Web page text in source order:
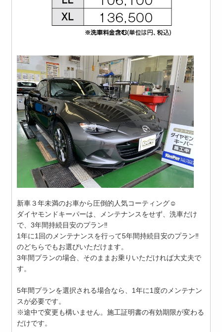
新車３年未満のお車から圧倒的人気コーティング☺️
ダイヤモンドキーパーは、メンテナンスをせず、洗車だけ
で、3年間持続目安のプラン‼️
1年に1回のメンテナンスを行って5年間持続目安のプラン‼️
のどちらでもお選びいただけます。
3年間プランの場合、そのままお乗りいただければ大丈夫で
す。
5年間プランを選択される場合なら、1年に1度のメンテナン
スが必要です。
※途中で変更も構いません。施工証明書の有効期限が変わる
だけです。